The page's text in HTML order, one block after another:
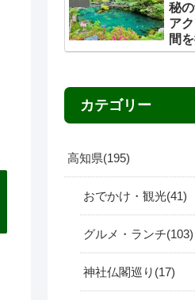
秘
ア
間
カテゴリー
高知県 195
おでかけ・観光 41
グルメ・ランチ 103
神社仏閣巡り 17